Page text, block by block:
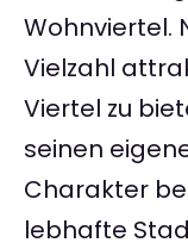
Wohnviertel.
Vielzahl
Viertel zu
seinen
Charakter
lebhafte